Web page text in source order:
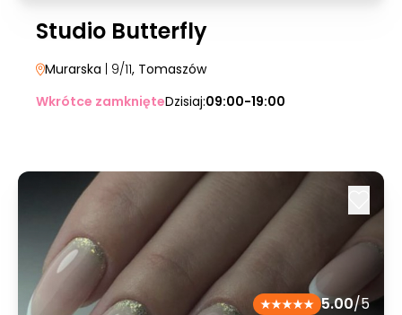
Studio Butterfly
Murarska | 9/11, Tomaszów
Wkrótce zamknięteDzisiaj:09:00-19:00
5.00/5